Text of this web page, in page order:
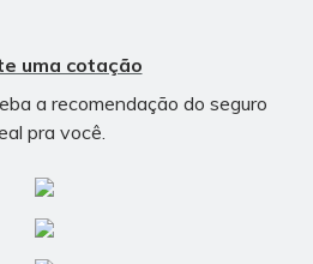
uma cotação
a recomendação do seguro
pra você.